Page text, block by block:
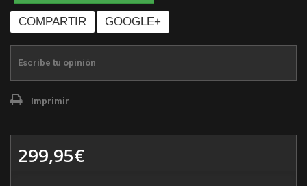
COMPARTIR GOOGLE+
Escribe tu opinión
Imprimir
299,95€